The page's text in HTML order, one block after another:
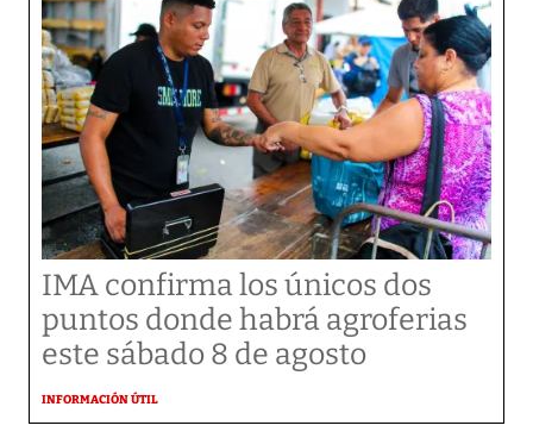
IMA confirma los únicos dos
puntos donde habrá agroferias
este sábado 8 de agosto
INFORMACIÓN ÚTIL